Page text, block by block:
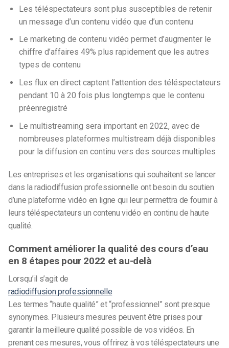
Les téléspectateurs sont plus susceptibles de retenir
un message d’un contenu vidéo que d’un contenu
Le marketing de contenu vidéo permet d’augmenter le
chiffre d’affaires 49% plus rapidement que les autres
types de contenu
Les flux en direct captent l’attention des téléspectateurs
pendant 10 à 20 fois plus longtemps que le contenu
préenregistré
Le multistreaming sera important en 2022, avec de
nombreuses plateformes multistream déjà disponibles
pour la diffusion en continu vers des sources multiples
Les entreprises et les organisations qui souhaitent se lancer
dans la radiodiffusion professionnelle ont besoin du soutien
d’une plateforme vidéo en ligne qui leur permettra de fournir à
leurs téléspectateurs un contenu vidéo en continu de haute
qualité.
Comment améliorer la qualité des cours d’eau
en 8 étapes pour 2022 et au-delà
Lorsqu’il s’agit de
radiodiffusion professionnelle
Les termes “haute qualité” et “professionnel” sont presque
synonymes. Plusieurs mesures peuvent être prises pour
garantir la meilleure qualité possible de vos vidéos. En
prenant ces mesures, vous offrirez à vos téléspectateurs une